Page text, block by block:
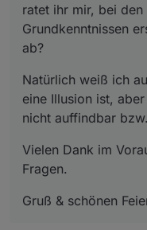
ratet ihr mir, bei
Grundkenntnissen
ab?
Natürlich weiß ich
eine Illusion ist,
nicht auffindbar
Vielen Dank im
Fragen.
Gruß & schönen